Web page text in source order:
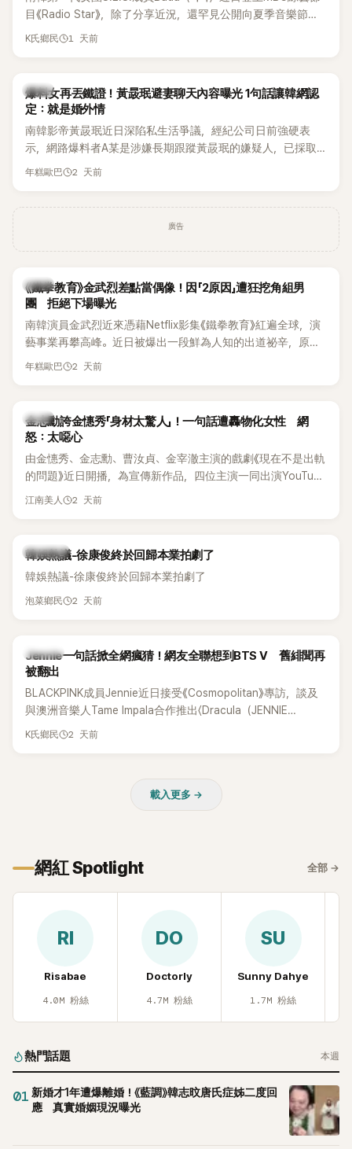
麼大，不知道才奇怪吧。」一來一往，氣氛反而更加輕鬆。 談到
當年情況，李智惠終於鬆口坦言，當時確實被質疑動過隆胸手
術。她回憶：「拍了比基尼照片之後，就開始被說是不是去隆乳
了。」為了澄清誤會，她只好親自站出來說清楚。 李智惠進一步
想，既然一直說我有做，那我乾脆把腋下給大家看，證明我根
本沒動過。」一句話說完，全場瞬間炸鍋，來賓又驚又笑。 事實
上，早在 2006 年，李智惠就為了證明自己沒有「隆乳」，真的
召開了一場泳裝記者招待會。當時她穿著比基尼站在一排攝影
這段為平息爭議、直接公開腋下畫面自證清白的往事再度被提
《脫掉鞋子恢單4Men》 中，親自公開那張當年引發話題的「腋下
比基尼照」，再次重提這段至今仍被粉絲視為黑歷史代表作的事
員身分出道，該團在 2000 年代初期紅極一時，由李智惠、徐
智英兩位女成員，以及張錫炫、Chris Kim 兩位男成員組成。不
過後來爆出長達四年的團內霸凌風波，甚至傳出徐智英母親對
李智惠言語辱罵、動手等爭議，最終團體於 2002 年解散。 團
體解散後，李智惠轉型 solo，靠著綜藝與歌唱實力持續活躍演
藝圈。據悉，她當年能加入 S#arp，也與 李尚敏 的賞識有關。
感情方面，李智惠於 2017 年與圈外男友結婚，婚後育有兩個
目，她經營的 YouTube 頻道也即將突破百萬訂閱，近年內容深
受網友喜愛，再度迎來事業第二春。
目《Radio Star》，除了分享近況，還罕見公開向夏季音樂節
Waterbomb喊話，笑稱自己至今從未受邀演出，更幽默表示：
K氏鄉民 1 天前
韓星
爆料女再丟鐵證！黃晸珉避妻聊天內容曝光 1句話讓韓網認
定：就是婚外情
南韓影帝黃晸珉近日深陷私生活爭議，經紀公司日前強硬表
示，網路爆料者A某是涉嫌長期跟蹤黃晸珉的嫌疑人，已採取
法律行動。不過，A某並未因此停止發聲，5日再度透過社群平
年糕歐巴 2 天前
廣告
韓星
《鐵拳教育》金武烈差點當偶像！因「2原因」遭狂挖角組男
團 拒絕下場曝光
南韓演員金武烈近來憑藉Netflix影集《鐵拳教育》紅遍全球，演
藝事業再攀高峰。近日被爆出一段鮮為人知的出道祕辛，原來
他當年差點不是以演員身分出道，而是成為男團偶像的一員。
年糕歐巴 2 天前
韓星
金志勳誇金憓秀「身材太驚人」！一句話遭轟物化女性 網
怒：太噁心
由金憓秀、金志勳、曹汝貞、金宰澈主演的戲劇《現在不是出軌
的問題》近日開播，為宣傳新作品，四位主演一同出演YouTube
節目，不料訪談中的一段發言卻意外掀起爭議。不少網友認
江南美人 2 天前
熱議討論
韓娛熱議-徐康俊終於回歸本業拍劇了
韓娛熱議-徐康俊終於回歸本業拍劇了
泡菜鄉民 2 天前
K-POP
Jennie一句話掀全網瘋猜！網友全聯想到BTS V 舊緋聞再
被翻出
BLACKPINK成員Jennie近日接受《Cosmopolitan》專訪，談及
與澳洲音樂人Tame Impala合作推出〈Dracula（JENNIE
Remix）〉的幕後故事，沒想到她一句關於「共同朋友」的回答，
K氏鄉民 2 天前
載入更多 →
網紅 Spotlight 全部 →
RI
Risabae
4.0M 粉絲
DO
Doctorly
4.7M 粉絲
SU
Sunny Dahye
1.7M 粉絲
熱門話題 本週
01 新婚才1年遭爆離婚！《藍調》韓志旼唐氏症姊二度回
應 真實婚姻現況曝光